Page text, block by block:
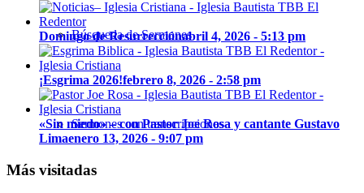
Búsqueda de Sermones
Sermones con transcripciones
Domingo de Resurrecciónabril 4, 2026 - 5:13 pm
¡Esgrima 2026!febrero 8, 2026 - 2:58 pm
«Sin miedo» – con Pastor Joe Rosa y cantante Gustavo
Limaenero 13, 2026 - 9:07 pm
Más visitadas